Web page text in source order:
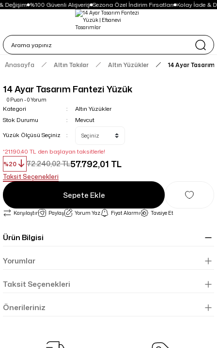
Değişim %100 Güvenli Alışveriş Sezona Özel İndirim Fırsatları Kolay İade &
Anasayfa Altın Takılar Altın Yüzükler 14 Ayar
14 Ayar Tasarım Fantezi Yüzük
0 Puan - 0 Yorum
Kategori
Altın Yüzükler
Stok Durumu
Mevcut
Yüzük Ölçüsü Seçiniz
*21.190,40 TL den başlayan taksitlerle!
%20
72.240,02 TL57.792,01 TL
Taksit Seçenekleri
Sepete Ekle
Karşılaştır Paylaş Yorum Yaz Fiyat Alarmı Tavsiye Et
Ürün Bilgisi
Yorumlar
Taksit Seçenekleri
Önerileriniz